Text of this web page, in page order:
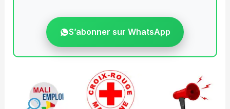
S’abonner sur WhatsApp